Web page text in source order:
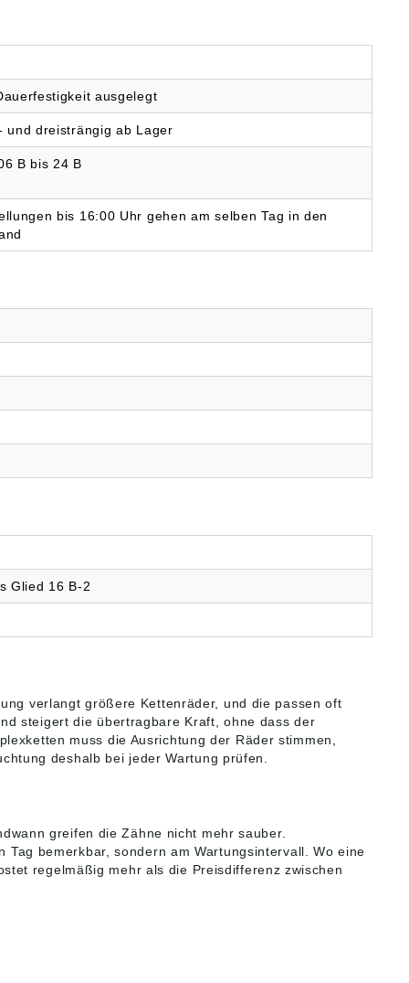
Str. 53, D
ausgelegt
und dreisträngig ab Lager
B bis 24 B
bis 16:00 Uhr gehen am selben Tag in den
Glied 16 B-2
verlangt größere Kettenräder, und die passen oft
steigert die übertragbare Kraft, ohne dass der
muss die Ausrichtung der Räder stimmen,
deshalb bei jeder Wartung prüfen.
greifen die Zähne nicht mehr sauber.
bemerkbar, sondern am Wartungsintervall. Wo eine
regelmäßig mehr als die Preisdifferenz zwischen